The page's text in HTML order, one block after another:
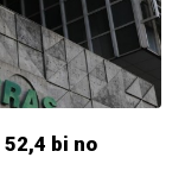
bi no